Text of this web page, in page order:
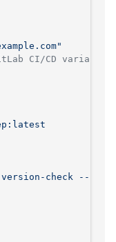
CI/CD variables
check
--json